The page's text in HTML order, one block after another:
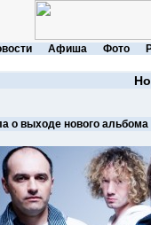
Афиша Фото
о выходе нового альбома